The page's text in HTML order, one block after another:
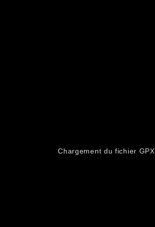
Chargement du fichier GPX